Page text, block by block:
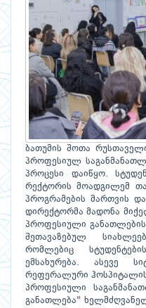
ბათუმის შოთა
პროფესიულ
პროცესი დაიწყო.
რექტორის მოადგილემ
პროგრამების მართვის
დირექტორმა მადონა
პროფესიული
შეთავაზებულ
რომლებიც
ემსახურება. ასევე
რეფერალური
პროფესიული
განათლება"